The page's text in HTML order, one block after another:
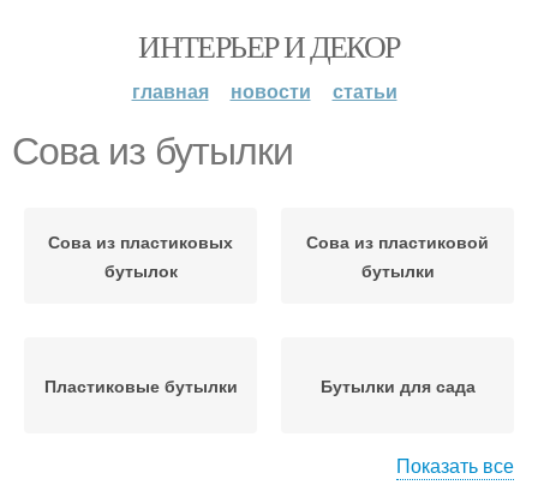
ИНТЕРЬЕР И ДЕКОР
главная новости статьи
Сова из бутылки
Сова из пластиковых
бутылок
Сова из пластиковой
бутылки
Пластиковые бутылки Бутылки для сада
Показать все